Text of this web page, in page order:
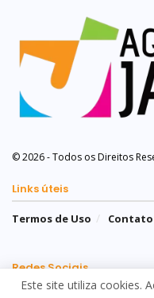
© 2026 - Todos os Direitos
Links úteis
Termos de Uso Contato
Redes Sociais
Este site utiliza cookies.